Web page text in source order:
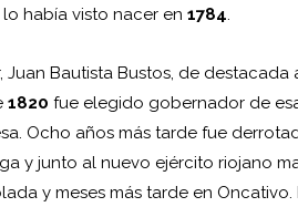
había visto nacer en 1784.
Bautista Bustos, de
1820 fue elegido gobernador de
Ocho años más tarde fue
y junto al nuevo ejército riojano
y meses más tarde en